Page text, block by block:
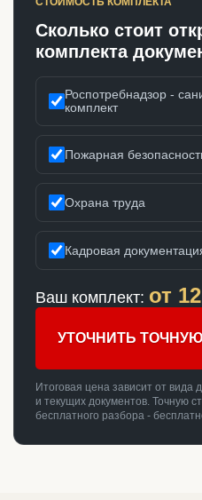
Сколько стоит
комплекта
Роспотребнадзор -
комплект
Пожарная
Охрана труда
Кадровая
Ваш комплект: от
УТОЧНИТЬ
Итоговая цена зависит от
и текущих документов. Точную
бесплатного разбора -